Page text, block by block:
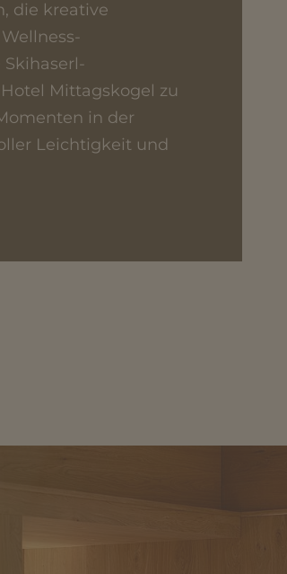
die kreative
Mittagskogel zu
in der
Leichtigkeit und